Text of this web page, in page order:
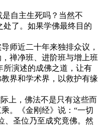
自主生死吗？当然不
了。如果学佛最终目的
师近二十年来独排众议，
禅净班、进阶班与增上班
所演述的成佛之道，让有
界和学术界，以救护有缘
上，佛法不是只有这些而
。《金刚经》说：“一切
、圣位乃至成究竟佛。然